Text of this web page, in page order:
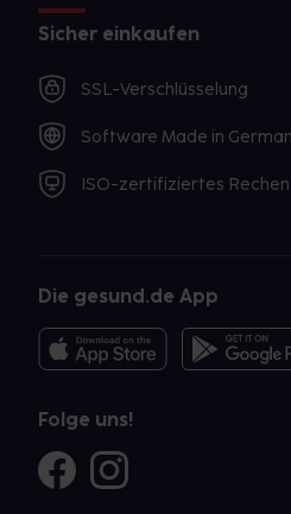
Sicher einkaufen
SSL-Verschlüsselung
Software Made in
ISO-zertifiziertes
Die gesund.de App
Folge uns!